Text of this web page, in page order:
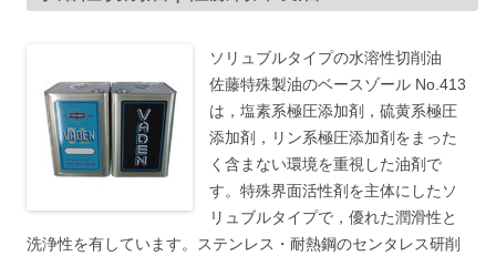
ソリュブルタイプの水溶性切削油
佐藤特殊製油のベースゾール No.413
は，塩素系極圧添加剤，硫黄系極圧
添加剤，リン系極圧添加剤をまった
く含まない環境を重視した油剤で
す。特殊界面活性剤を主体にしたソ
リュブルタイプで，優れた潤滑性と
洗浄性を有しています。ステンレス・耐熱鋼のセンタレス研削